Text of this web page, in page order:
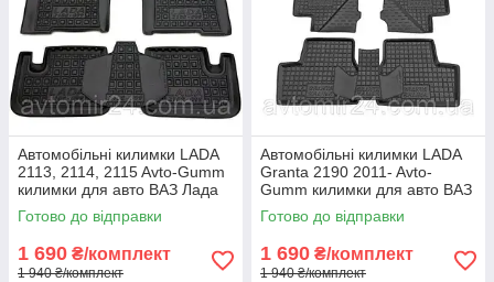
Автомобільні килимки LADA
2113, 2114, 2115 Avto-Gumm
килимки для авто ВАЗ Лада
2113, 2114, 2115 Автогум
Готово до відправки
1 690 ₴/комплект
1 940 ₴/комплект
Автомобільні килимки LADA
Granta 2190 2011- Avto-
Gumm килимки для авто ВАЗ
Лада Гранта 2190 2011-
Автогум
Готово до відправки
1 690 ₴/комплект
1 940 ₴/комплект